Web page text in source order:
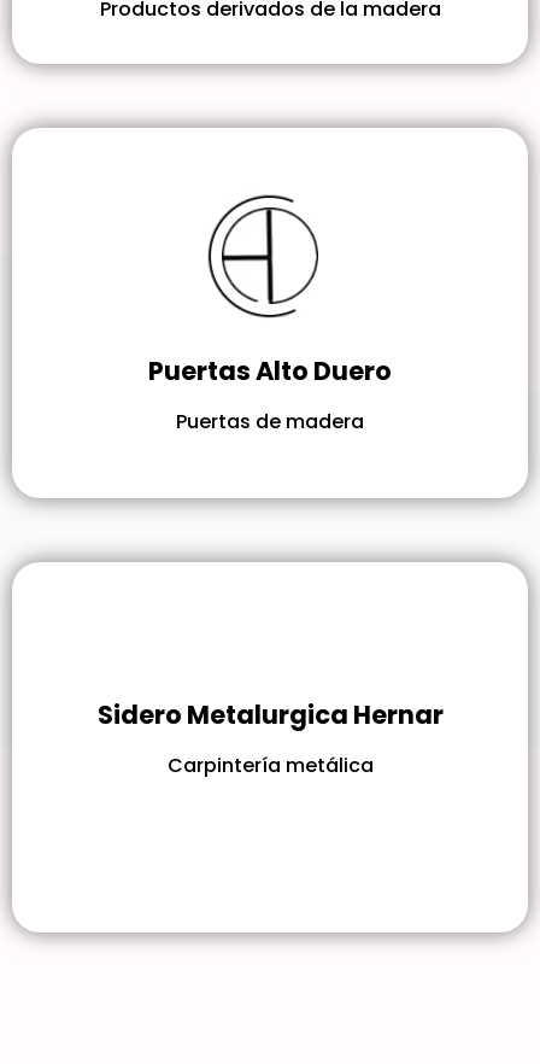
Productos derivados de la madera
Puertas Alto Duero
Puertas de madera
Sidero Metalurgica Hernar
Carpintería metálica